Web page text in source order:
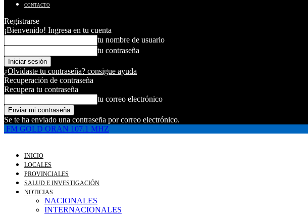
CONTACTO
Registrarse
¡Bienvenido! Ingresa en tu cuenta
tu nombre de usuario
tu contraseña
¿Olvidaste tu contraseña? consigue ayuda
Recuperación de contraseña
Recupera tu contraseña
tu correo electrónico
Se te ha enviado una contraseña por correo electrónico.
FM GOLD ORAN 107.1 MHZ
INICIO
LOCALES
PROVINCIALES
SALUD E INVESTIGACIÓN
NOTICIAS
NACIONALES
INTERNACIONALES